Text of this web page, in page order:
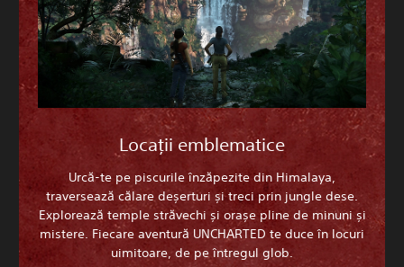
Locații emblematice
Urcă-te pe piscurile înzăpezite din Himalaya,
traversează călare deșerturi și treci prin jungle dese.
Explorează temple străvechi și orașe pline de minuni și
mistere. Fiecare aventură UNCHARTED te duce în locuri
uimitoare, de pe întregul glob.